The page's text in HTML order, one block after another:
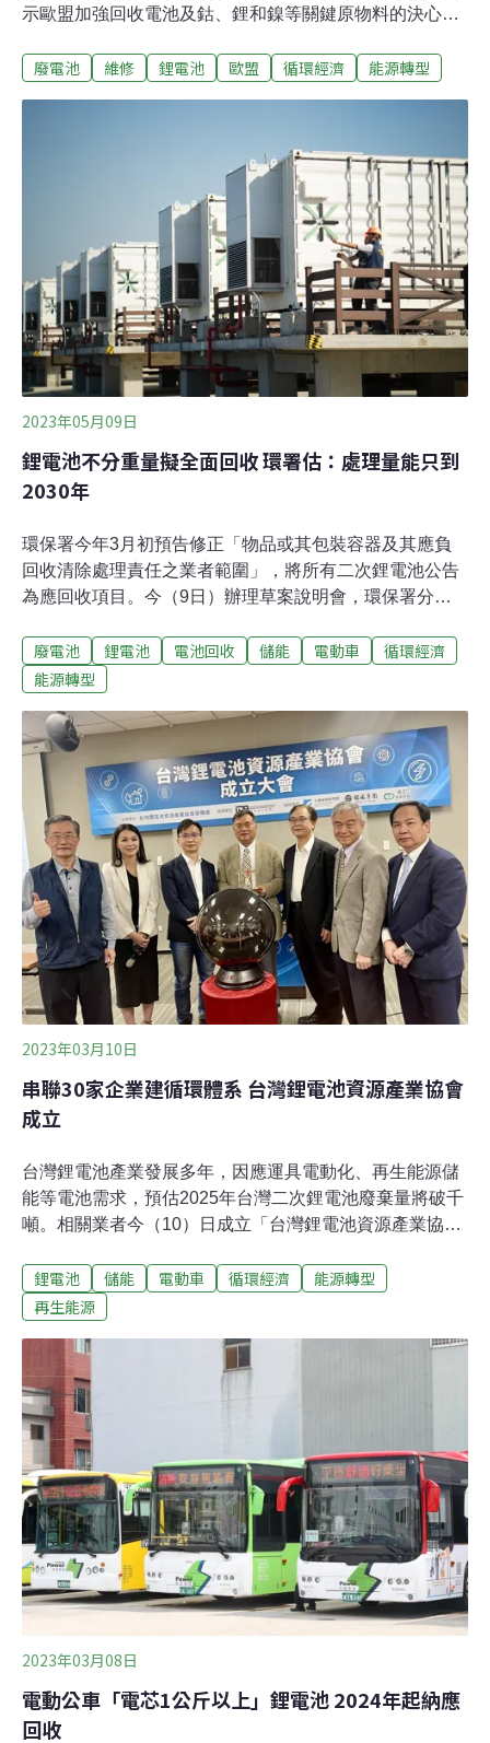
示歐盟加強回收電池及鈷、鋰和鎳等關鍵原物料的決心。
費者不需專業工具就能換。雖然法規僅適用歐盟，全球使
廢電池，但隨著能源轉型進展，近年電池需求大增，各國
展開關鍵礦產爭奪戰。歐盟預估，全球電池需求到2030年
將增長14倍，其中，歐盟需求約占17%。為了完整利用珍
貴資源，避免廢電池污染，歐盟執委會2020年提出新電池
法草案，歷經三年討論，2023年8月終於上路。回收再利
用是新法的一大重點，要求可攜式電池[1]回收率要在2027
年達到63%，2030年達73%。電動車、電動自行車、電動
滑板車等輕型交通工具（LMT）的電池
廢電池 維修 鋰電池 歐盟 循環經濟 能源轉型
2023年05月09日
鋰電池不分重量擬全面回收 環署估：處理量能只到
2030年
環保署今年3月初預告修正「物品或其包裝容器及其應負
回收清除處理責任之業者範圍」，將所有二次鋰電池公告
為應回收項目。今（9日）辦理草案說明會，環保署分
每年萬噸以上，屆時會超出目前處理量能。鋰電池不分重
量全面回收 處理量能只到2030年環保署現行規定「單只電
能系統發展，有業者開始使用大於1公斤電芯之二次鋰電
池。今年3月初環保署預告修正「物品或其包裝容器及其
應負回收清除處理責任之業者範圍」，擴大列管範圍，將
所有二次鋰電池公告為應回收項目，預計明（2024）年1
月上路。公告修正後，製造或輸入單只電芯重量大於1公
斤之二次鋰電池業者或裝置於電動運具等業者，均應登記
為責任業者，辦理申報及繳納回收清處理處理費用。
廢電池 鋰電池 電池回收 儲能 電動車
循環經濟
能源轉型
2023年03月10日
串聯30家企業建循環體系 台灣鋰電池資源產業協會
成立
台灣鋰電池產業發展多年，因應運具電動化、再生能源儲
能等電池需求，預估2025年台灣二次鋰電池廢棄量將破千
噸。相關業者今（10）日成立「台灣鋰電池資源產業協
廢電池永續利用。鋰電池應用廣泛 產業串聯創循環經濟因
應氣候危機，全球各國推動減碳工作，力拼淨零排放，能
之一。鋰電池業者今（10）日成立「台灣鋰電池資源產業
協會」，協會指出，不論是動力用電池、風能、太陽能等
建置都需儲能系統的配合，現今應用最為廣泛即為鋰電
池，在低碳發展中占有關鍵地位。台灣鋰電池產業發展多
年，除了已累積相當之技術與經驗，更擁有完整供應鏈體
系，業者首次串聯上、中、下游之鋰電池循環再利用產業
鏈，成立「台灣鋰電池資源產業協會」，邀請電池材料、
製造、組裝、應用至資源化等相關企業共襄盛舉，目前企
業加入有30家，會員數共100人。根據中央社
鋰電池 儲能 電動車 循環經濟
能源轉型
再生能源
2023年03月08日
電動公車「電芯1公斤以上」鋰電池 2024年起納應
回收